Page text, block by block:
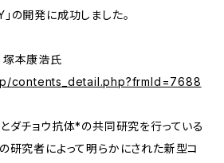
の開発に成功しました。
本康浩氏
contents_detail.php?frmId=7688
ダチョウ抗体*の共同研究を行っている
研究者によって明らかにされた新型コ